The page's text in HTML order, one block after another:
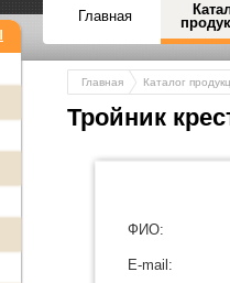
Главная
Главная Каталог
Тройник
ФИО:
E-mail: